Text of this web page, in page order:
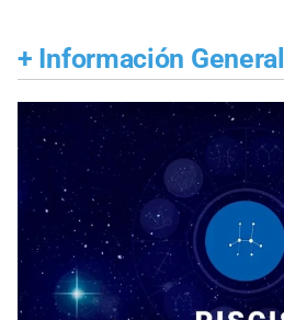
+ Información General